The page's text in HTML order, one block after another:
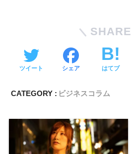
SHARE
ツイート シェア はてブ
CATEGORY : ビジネスコラム